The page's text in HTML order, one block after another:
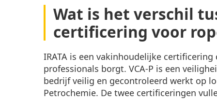
Wat is het verschil
certificering voor
IRATA is een vakinhoudelijke
professionals borgt. VCA-P is een
bedrijf veilig en gecontroleerd werkt op
Petrochemie. De twee certificeringen